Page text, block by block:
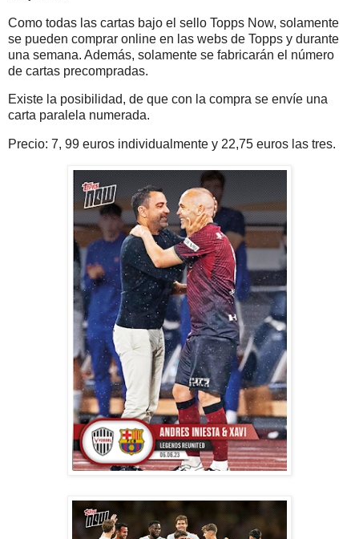
Como todas las cartas bajo el sello Topps Now, solamente
se pueden comprar online en las webs de Topps y durante
una semana. Además, solamente se fabricarán el número
de cartas precompradas.
Existe la posibilidad, de que con la compra se envíe una
carta paralela numerada.
Precio: 7, 99 euros individualmente y 22,75 euros las tres.